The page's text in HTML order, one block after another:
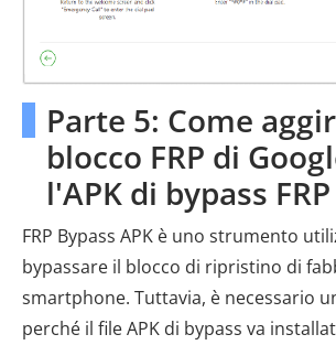
Parte 5: Come
blocco FRP di
l'APK di bypass FRP
FRP Bypass APK è uno strumento
bypassare il blocco di ripristino di
smartphone. Tuttavia, è necessario
perché il file APK di bypass va